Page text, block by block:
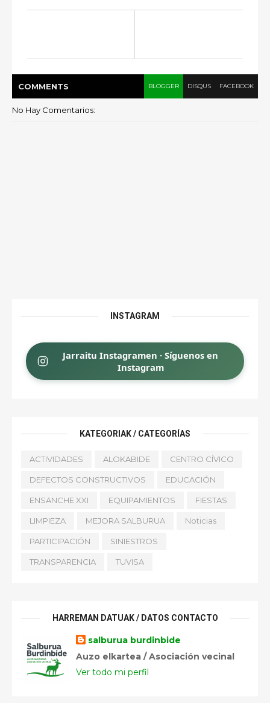
COMMENTS BLOGGER DISQUS FACEBOOK
No Hay Comentarios:
INSTAGRAM
Jarraitu Instagramen · Síguenos en
Instagram
KATEGORIAK / CATEGORÍAS
ACTIVIDADES ALOKABIDE CENTRO CÍVICO
DEFECTOS CONSTRUCTIVOS EDUCACIÓN
ENSANCHE XXI EQUIPAMIENTOS FIESTAS
LIMPIEZA MEJORA SALBURUA Noticias
PARTICIPACIÓN SINIESTROS
TRANSPARENCIA TUVISA
HARREMAN DATUAK / DATOS CONTACTO
salburua burdinbide
Auzo elkartea / Asociación vecinal
Ver todo mi perfil